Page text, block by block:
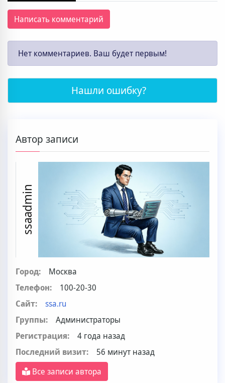
Написать комментарий
Нет комментариев. Ваш будет первым!
Нашли ошибку?
Автор записи
ssaadmin
Город:
Москва
Телефон:
100-20-30
Сайт:
ssa.ru
Группы:
Администраторы
Регистрация:
4 года назад
Последний визит:
56 минут назад
Все записи автора